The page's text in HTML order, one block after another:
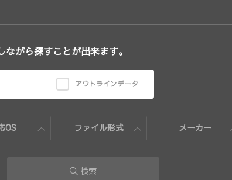
がら探すことが出来ます。
アウトラインデータ
OS ファイル形式 メーカー
検索